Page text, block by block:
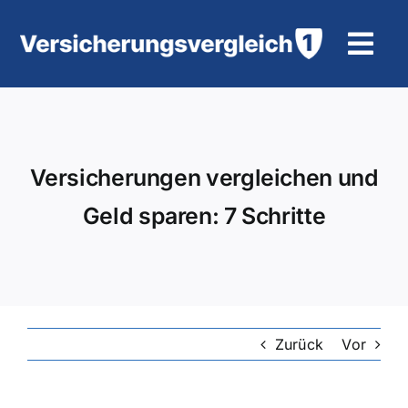
Inhalt
Motorradversicherung
Versicherungen vergleichen und
Geld sparen: 7 Schritte
Zurück Vor